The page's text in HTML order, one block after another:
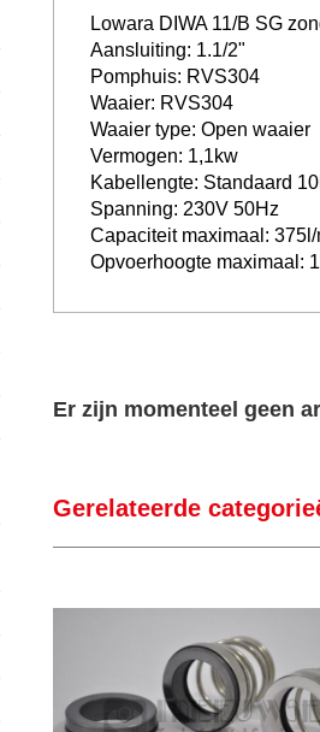
Lowara DIWA 11/B SG
Aansluiting: 1.1/2"
Pomphuis: RVS304
Waaier: RVS304
Waaier type: Open waaier
Vermogen: 1,1kw
Kabellengte: Standaard
Spanning: 230V 50Hz
Capaciteit maximaal: 375l/
Opvoerhoogte maximaal:
Er zijn momenteel geen
Gerelateerde